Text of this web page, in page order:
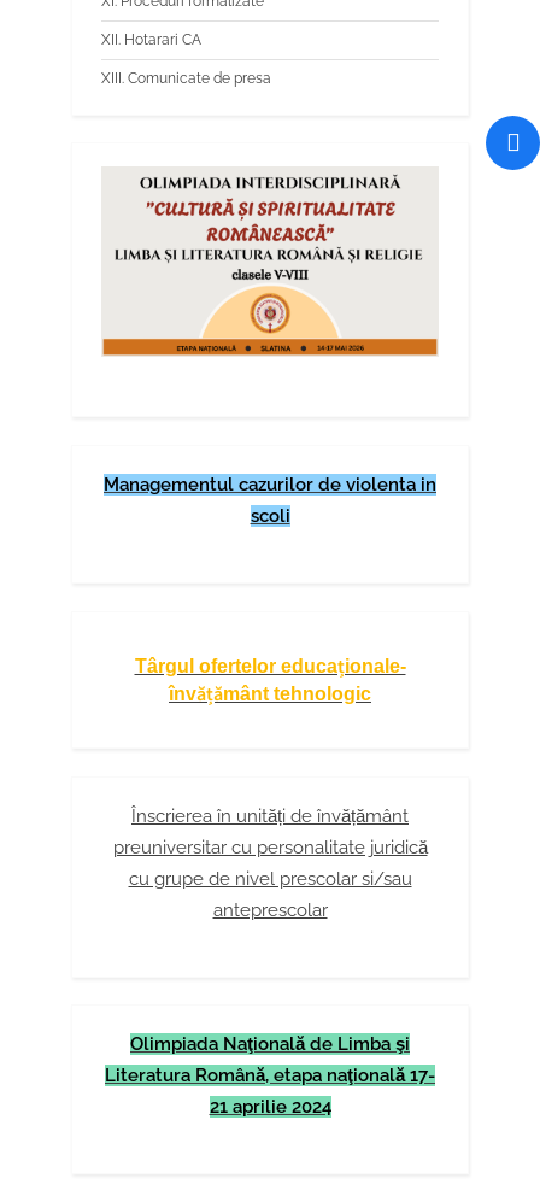
XII. Hotarari CA
XIII. Comunicate de presa
Managementul cazurilor de violenta in
scoli
Târgul ofertelor educaționale-
învățământ tehnologic
Înscrierea în unități de învățământ
preuniversitar cu personalitate juridică
cu grupe de nivel prescolar si/sau
anteprescolar
Olimpiada Naţională de Limba şi
Literatura Română, etapa naţională 17-
21 aprilie 2024